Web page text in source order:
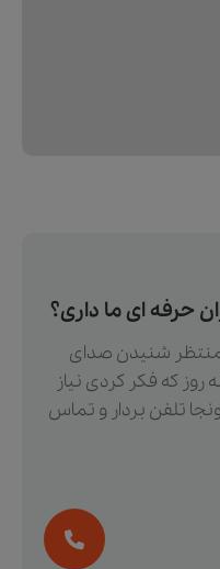
حرفه ای ما داری؟
منتظر شنیدن صدای
که فکر کردی نیاز
تلفن بردار و تماس